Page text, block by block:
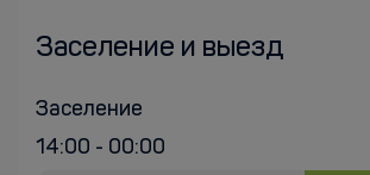
Заселение и выезд
Заселение
14:00 - 00:00